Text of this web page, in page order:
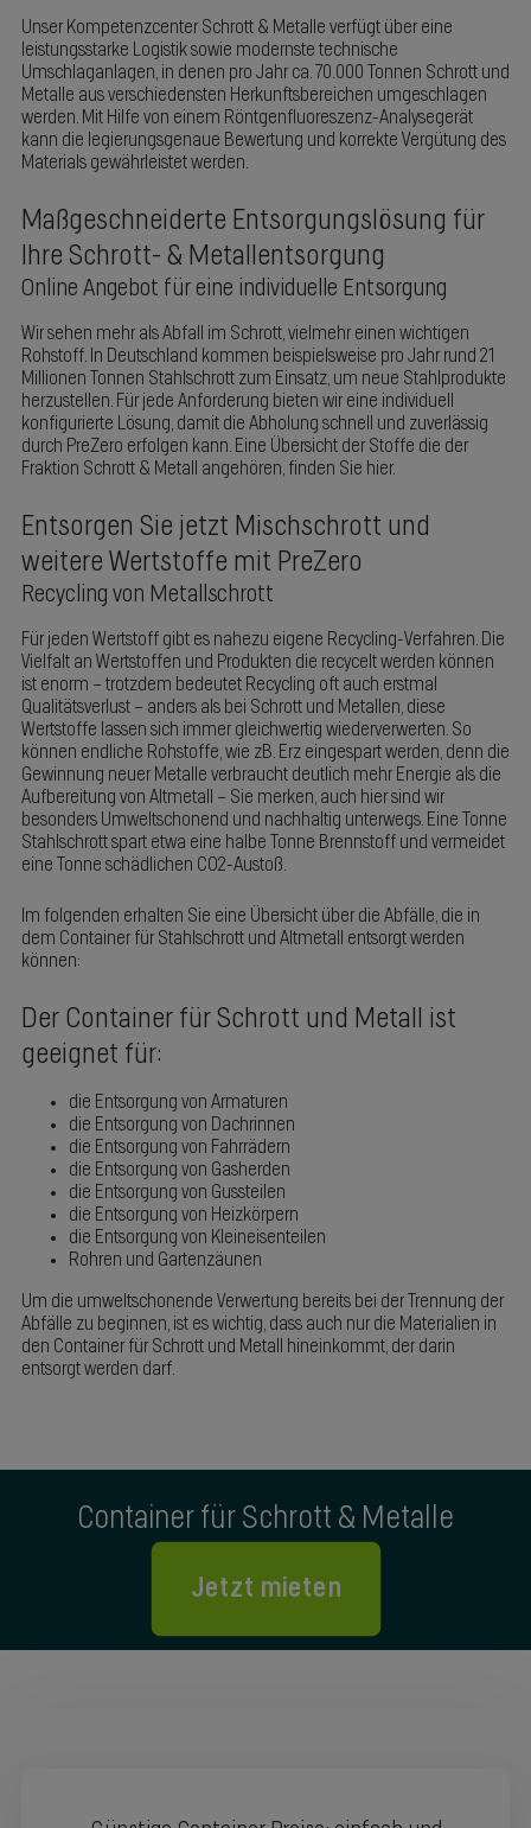
Unser Kompetenzcenter Schrott & Metalle verfügt über eine
leistungsstarke Logistik sowie modernste technische
Umschlaganlagen, in denen pro Jahr ca. 70.000 Tonnen Schrott und
Metalle aus verschiedensten Herkunftsbereichen umgeschlagen
werden. Mit Hilfe von einem Röntgenfluoreszenz-Analysegerät
kann die legierungsgenaue Bewertung und korrekte Vergütung des
Materials gewährleistet werden.
Maßgeschneiderte Entsorgungslösung für
Ihre Schrott- & Metallentsorgung
Online Angebot für eine individuelle Entsorgung
Wir sehen mehr als Abfall im Schrott, vielmehr einen wichtigen
Rohstoff. In Deutschland kommen beispielsweise pro Jahr rund 21
Millionen Tonnen Stahlschrott zum Einsatz, um neue Stahlprodukte
herzustellen. Für jede Anforderung bieten wir eine individuell
konfigurierte Lösung, damit die Abholung schnell und zuverlässig
durch PreZero erfolgen kann. Eine Übersicht der Stoffe die der
Fraktion Schrott & Metall angehören, finden Sie hier.
Entsorgen Sie jetzt Mischschrott und
weitere Wertstoffe mit PreZero
Recycling von Metallschrott
Für jeden Wertstoff gibt es nahezu eigene Recycling-Verfahren. Die
Vielfalt an Wertstoffen und Produkten die recycelt werden können
ist enorm – trotzdem bedeutet Recycling oft auch erstmal
Qualitätsverlust – anders als bei Schrott und Metallen, diese
Wertstoffe lassen sich immer gleichwertig wiederverwerten. So
können endliche Rohstoffe, wie zB. Erz eingespart werden, denn die
Gewinnung neuer Metalle verbraucht deutlich mehr Energie als die
Aufbereitung von Altmetall – Sie merken, auch hier sind wir
besonders Umweltschonend und nachhaltig unterwegs. Eine Tonne
Stahlschrott spart etwa eine halbe Tonne Brennstoff und vermeidet
eine Tonne schädlichen CO2-Austoß.
Im folgenden erhalten Sie eine Übersicht über die Abfälle, die in
dem Container für Stahlschrott und Altmetall entsorgt werden
können:
Der Container für Schrott und Metall ist
geeignet für:
die Entsorgung von Armaturen
die Entsorgung von Dachrinnen
die Entsorgung von Fahrrädern
die Entsorgung von Gasherden
die Entsorgung von Gussteilen
die Entsorgung von Heizkörpern
die Entsorgung von Kleineisenteilen
Rohren und Gartenzäunen
Um die umweltschonende Verwertung bereits bei der Trennung der
Abfälle zu beginnen, ist es wichtig, dass auch nur die Materialien in
den Container für Schrott und Metall hineinkommt, der darin
entsorgt werden darf.
Container für Schrott & Metalle
Jetzt mieten